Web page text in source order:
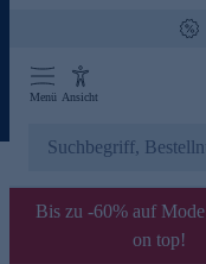
Menü Ansicht
Bis zu -60% auf
on top!